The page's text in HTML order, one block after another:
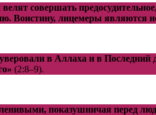
совершать
Воистину, лицемеры являются
в Аллаха и в
(2:8–9).
показушничая перед